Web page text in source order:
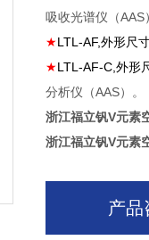
吸收光谱仪（AAS
★LTL-AF,外形尺
★LTL-AF-C,外形
分析仪（AAS）。
浙江福立钒V元素
浙江福立钒V元素
产品